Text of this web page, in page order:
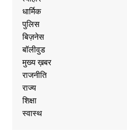
धार्मिक
पुलिस
बिज़नेस
बॉलीवुड
मुख्य ख़बर
राजनीति
राज्य
शिक्षा
स्वास्थ